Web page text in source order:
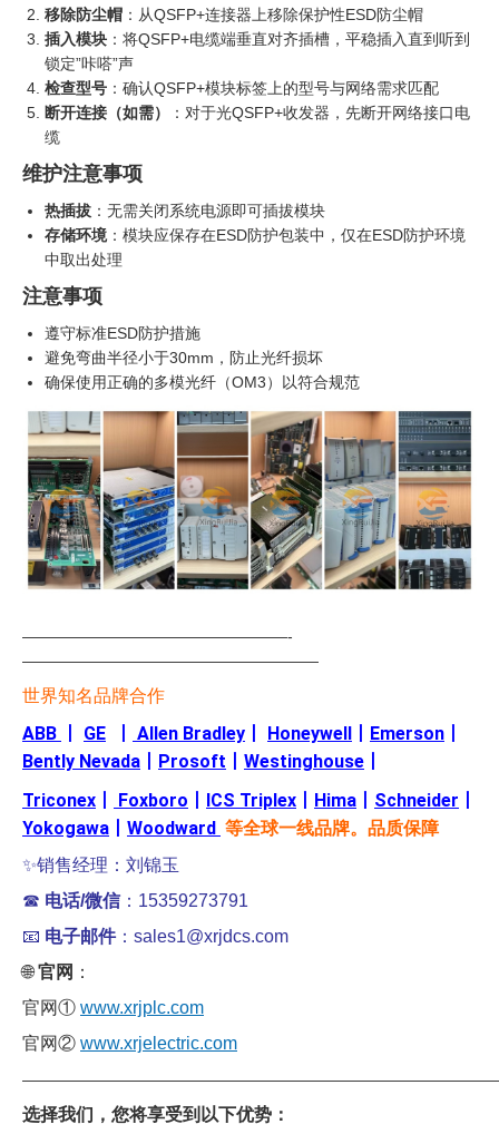
移除防尘帽 ：从QSFP+连接器上移除保护性ESD防尘帽
插入模块 ：将QSFP+电缆端垂直对齐插槽，平稳插入直到听到
锁定”咔嗒”声
检查型号 ：确认QSFP+模块标签上的型号与网络需求匹配
断开连接（如需）
‍：对于光QSFP+收发器，先断开网络接口电
缆
维护注意事项
热插拔 ：无需关闭系统电源即可插拔模块
存储环境 ：模块应保存在ESD防护包装中，仅在ESD防护环境
中取出处理
注意事项
遵守标准ESD防护措施
避免弯曲半径小于30mm，防止光纤损坏
确保使用正确的多模光纤（OM3）以符合规范
—————————————————-
———————————————————
世界知名品牌合作
ABB GE Allen Bradley Honeywell Emerson
Bently Nevada
Prosoft Westinghouse
Triconex
Foxboro ICS Triplex Hima Schneider
Yokogawa
Woodward 等全球一线品牌。品质保障
✨销售经理：刘锦玉
☎ 电话/微信：15359273791
📧 电子邮件：sales1@xrjdcs.com
🌐官网 ：
官网① www.xrjplc.com
官网② www.xrjelectric.com
选择我们，您将享受到以下优势：